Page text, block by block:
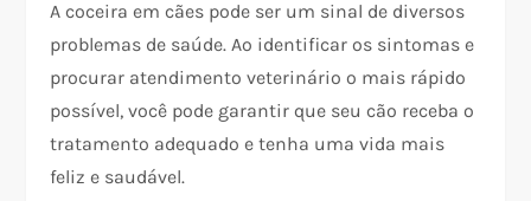
A coceira em cães pode ser um sinal de diversos
problemas de saúde. Ao identificar os sintomas e
procurar atendimento veterinário o mais rápido
possível, você pode garantir que seu cão receba o
tratamento adequado e tenha uma vida mais
feliz e saudável.